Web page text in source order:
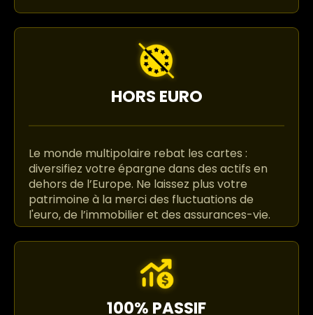
HORS EURO
Le monde multipolaire rebat les cartes :
diversifiez votre épargne dans des actifs en
dehors de l’Europe. Ne laissez plus votre
patrimoine à la merci des fluctuations de
l'euro, de l’immobilier et des assurances-vie.
100% PASSIF